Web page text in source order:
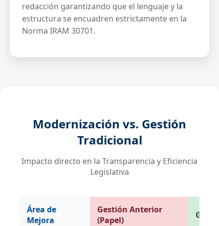
redacción garantizando que el lenguaje y la
estructura se encuadren estrictamente en la
Norma IRAM 30701.
Modernización vs. Gestión
Tradicional
Impacto directo en la Transparencia y Eficiencia
Legislativa
Área de
Mejora
Gestión Anterior
(Papel)